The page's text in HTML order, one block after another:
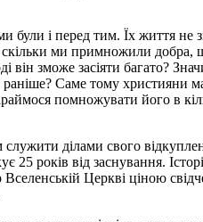
були і перед тим. Їх життя не
ми примножили добра,
зможе засіяти багато?
Саме тому християни
помножувати його в
ділами свого
років від заснування.
Церкві ціною